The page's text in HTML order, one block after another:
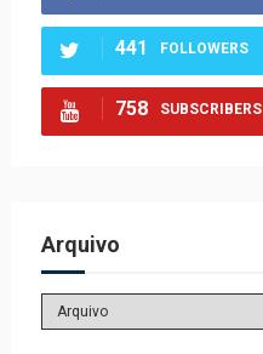
441 FOLLOWERS
758 SUBSCRIBERS
Arquivo